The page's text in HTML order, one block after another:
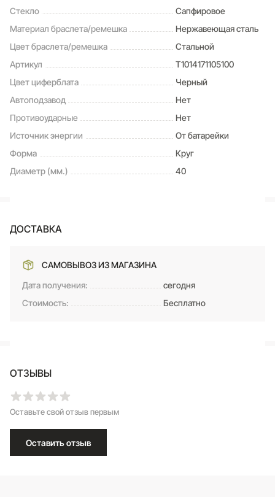
Стекло
Сапфировое
Материал браслета/ремешка
Нержавеющая сталь
Цвет браслета/ремешка
Стальной
Артикул
T1014171105100
Цвет циферблата
Черный
Автоподзавод
Нет
Противоударные
Нет
Источник энергии
От батарейки
Форма
Круг
Диаметр (мм.)
40
ДОСТАВКА
САМОВЫВОЗ ИЗ МАГАЗИНА
Дата получения:
сегодня
Стоимость:
Бесплатно
ОТЗЫВЫ
Оставьте свой отзыв первым
Оставить отзыв